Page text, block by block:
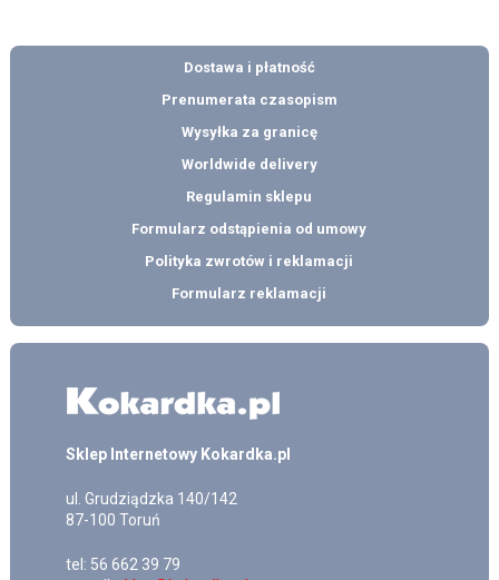
Dostawa i płatność
Prenumerata czasopism
Wysyłka za granicę
Worldwide delivery
Regulamin sklepu
Formularz odstąpienia od umowy
Polityka zwrotów i reklamacji
Formularz reklamacji
Sklep Internetowy Kokardka.pl
ul. Grudziądzka 140/142
87-100 Toruń
tel: 56 662 39 79